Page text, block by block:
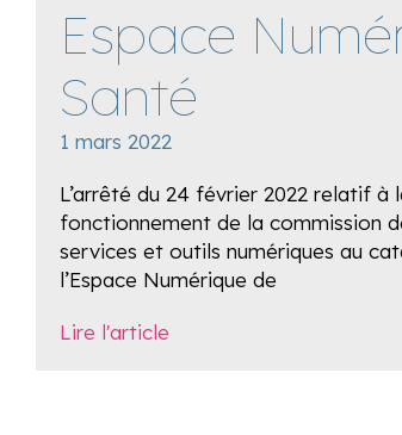
Espace
Santé
1 mars 2022
L’arrêté du 24 février 2022 relatif
fonctionnement de la commission
services et outils numériques au
l’Espace Numérique de
Lire l'article